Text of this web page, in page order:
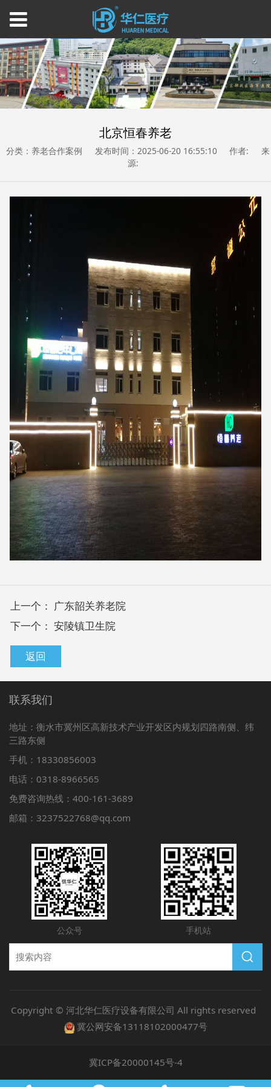
北京恒春养老
分类：养老合作案例 发布时间：2025-06-20 16:55:10 作者:
来
源:
上一个： 广东韶关养老院
下一个： 安陵镇卫生院
返回
联系我们
地址：衡水市冀州区高新技术产业开发区内规划四路南侧、纬
三路东侧
手机：18330856003
电话：0318-8966565
免费咨询热线：400-161-3689
邮箱：3237522768@qq.com
公众号 手机站
Copyright © 河北华仁医疗设备有限公司 All rights reserved
冀公网安备13118102000477号
冀ICP备20000145号-4